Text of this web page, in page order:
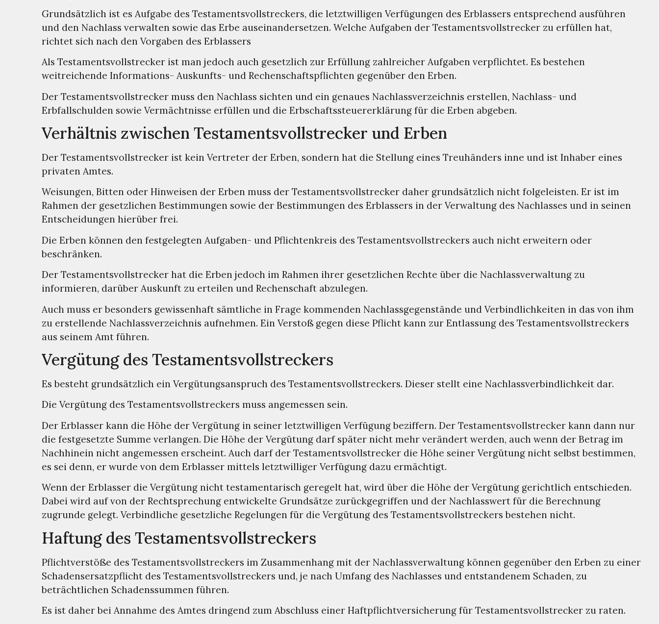
Grundsätzlich ist es Aufgabe des Testamentsvollstreckers, die letztwilligen Verfügungen des Erblassers entsprechend ausführen
und den Nachlass verwalten sowie das Erbe auseinandersetzen. Welche Aufgaben der Testamentsvollstrecker zu erfüllen hat,
richtet sich nach den Vorgaben des Erblassers
Als Testamentsvollstrecker ist man jedoch auch gesetzlich zur Erfüllung zahlreicher Aufgaben verpflichtet. Es bestehen
weitreichende Informations- Auskunfts- und Rechenschaftspflichten gegenüber den Erben.
Der Testamentsvollstrecker muss den Nachlass sichten und ein genaues Nachlassverzeichnis erstellen, Nachlass- und
Erbfallschulden sowie Vermächtnisse erfüllen und die Erbschaftssteuererklärung für die Erben abgeben.
Verhältnis zwischen Testamentsvollstrecker und Erben
Der Testamentsvollstrecker ist kein Vertreter der Erben, sondern hat die Stellung eines Treuhänders inne und ist Inhaber eines
privaten Amtes.
Weisungen, Bitten oder Hinweisen der Erben muss der Testamentsvollstrecker daher grundsätzlich nicht folgeleisten. Er ist im
Rahmen der gesetzlichen Bestimmungen sowie der Bestimmungen des Erblassers in der Verwaltung des Nachlasses und in seinen
Entscheidungen hierüber frei.
Die Erben können den festgelegten Aufgaben- und Pflichtenkreis des Testamentsvollstreckers auch nicht erweitern oder
beschränken.
Der Testamentsvollstrecker hat die Erben jedoch im Rahmen ihrer gesetzlichen Rechte über die Nachlassverwaltung zu
informieren, darüber Auskunft zu erteilen und Rechenschaft abzulegen.
Auch muss er besonders gewissenhaft sämtliche in Frage kommenden Nachlassgegenstände und Verbindlichkeiten in das von ihm
zu erstellende Nachlassverzeichnis aufnehmen. Ein Verstoß gegen diese Pflicht kann zur Entlassung des Testamentsvollstreckers
aus seinem Amt führen.
Vergütung des Testamentsvollstreckers
Es besteht grundsätzlich ein Vergütungsanspruch des Testamentsvollstreckers. Dieser stellt eine Nachlassverbindlichkeit dar.
Die Vergütung des Testamentsvollstreckers muss angemessen sein.
Der Erblasser kann die Höhe der Vergütung in seiner letztwilligen Verfügung beziffern. Der Testamentsvollstrecker kann dann nur
die festgesetzte Summe verlangen. Die Höhe der Vergütung darf später nicht mehr verändert werden, auch wenn der Betrag im
Nachhinein nicht angemessen erscheint. Auch darf der Testamentsvollstrecker die Höhe seiner Vergütung nicht selbst bestimmen,
es sei denn, er wurde von dem Erblasser mittels letztwilliger Verfügung dazu ermächtigt.
Wenn der Erblasser die Vergütung nicht testamentarisch geregelt hat, wird über die Höhe der Vergütung gerichtlich entschieden.
Dabei wird auf von der Rechtsprechung entwickelte Grundsätze zurückgegriffen und der Nachlasswert für die Berechnung
zugrunde gelegt. Verbindliche gesetzliche Regelungen für die Vergütung des Testamentsvollstreckers bestehen nicht.
Haftung des Testamentsvollstreckers
Pflichtverstöße des Testamentsvollstreckers im Zusammenhang mit der Nachlassverwaltung können gegenüber den Erben zu einer
Schadensersatzpflicht des Testamentsvollstreckers und, je nach Umfang des Nachlasses und entstandenem Schaden, zu
beträchtlichen Schadenssummen führen.
Es ist daher bei Annahme des Amtes dringend zum Abschluss einer Haftpflichtversicherung für Testamentsvollstrecker zu raten.